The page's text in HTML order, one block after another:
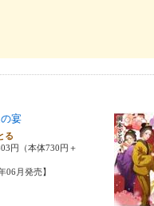
宴
る
円（本体730円＋
06月発売】